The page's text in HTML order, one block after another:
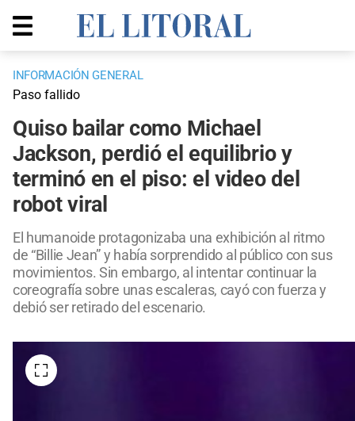
INFORMACIÓN GENERAL
Paso fallido
Quiso bailar como Michael
Jackson, perdió el equilibrio y
terminó en el piso: el video del
robot viral
El humanoide protagonizaba una exhibición al ritmo
de “Billie Jean” y había sorprendido al público con sus
movimientos. Sin embargo, al intentar continuar la
coreografía sobre unas escaleras, cayó con fuerza y
debió ser retirado del escenario.